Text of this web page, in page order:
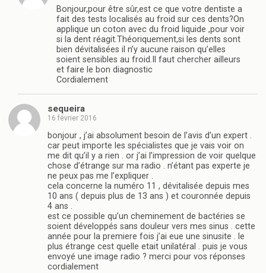
Bonjour,pour être sûr,est ce que votre dentiste a
fait des tests localisés au froid sur ces dents?On
applique un coton avec du froid liquide ,pour voir
si la dent réagit.Théoriquement,si les dents sont
bien dévitalisées il n’y aucune raison qu’elles
soient sensibles au froid.Il faut chercher ailleurs
et faire le bon diagnostic
Cordialement
sequeira
16 février 2016
bonjour , j’ai absolument besoin de l’avis d’un expert .
car peut importe les spécialistes que je vais voir on
me dit qu’il y a rien . or j’ai l’impression de voir quelque
chose d’étrange sur ma radio . n’étant pas experte je
ne peux pas me l’expliquer .
cela concerne la numéro 11 , dévitalisée depuis mes
10 ans ( depuis plus de 13 ans ) et couronnée depuis
4 ans .
est ce possible qu’un cheminement de bactéries se
soient développés sans douleur vers mes sinus . cette
année pour la premiere fois j’ai eue une sinusite . le
plus étrange cest quelle etait unilatéral . puis je vous
envoyé une image radio ? merci pour vos réponses
cordialement